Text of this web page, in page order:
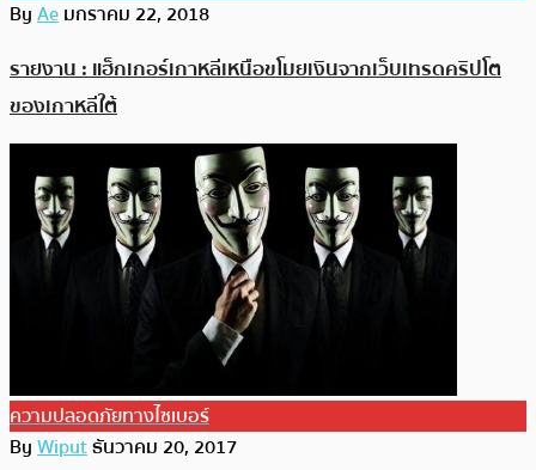
ByAeมกราคม 22, 2018
รายงาน : แฮ็กเกอร์เกาหลีเหนือขโมยเงินจากเว็บเทรดคริปโต
ของเกาหลีใต้
ความปลอดภัยทางไซเบอร์
ByWiputธันวาคม 20, 2017